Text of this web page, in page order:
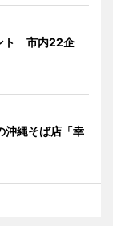
ト 市内22企
沖縄そば店「幸